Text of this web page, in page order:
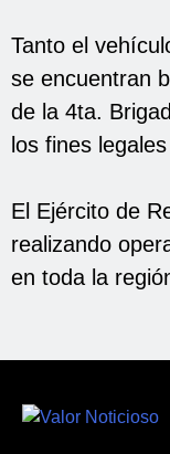
Tanto el
se encuentran
de la 4ta.
los fines
El Ejército de
realizando
en toda la